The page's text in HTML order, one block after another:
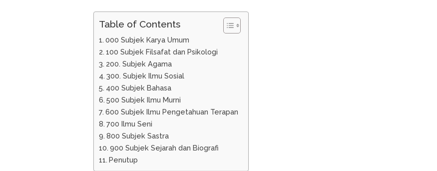
Table of Contents
000 Subjek Karya Umum
100 Subjek Filsafat dan Psikologi
200. Subjek Agama
300. Subjek Ilmu Sosial
400 Subjek Bahasa
500 Subjek Ilmu Murni
600 Subjek Ilmu Pengetahuan Terapan
700 Ilmu Seni
800 Subjek Sastra
900 Subjek Sejarah dan Biografi
Penutup